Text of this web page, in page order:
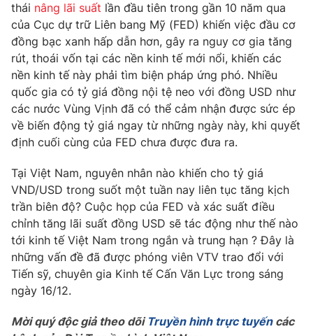
Góc doanh nghiệp
Truyền hình
Phim VTV
Hậu trường
Nhân vật
Khán giả
Giải sao mai
Giải trí
Điện ảnh
Âm nhạc
Sao
Đời sống
Du lịch
Làm đẹp
Chất lượng cuộc sống
Giáo dục
Học trực tuyến
Công nghệ
Hitech Công nghệ tương lai
Sản phẩm
Thị trường
Tư vấn
Giao lưu trực tuyến
Lịch phát sóng
Emagazine Podcast
thái nâng lãi suất lần đầu tiên trong gần 10 năm qua
của Cục dự trữ Liên bang Mỹ (FED) khiến việc đầu cơ
đồng bạc xanh hấp dẫn hơn, gây ra nguy cơ gia tăng
rút, thoái vốn tại các nền kinh tế mới nổi, khiến các
nền kinh tế này phải tìm biện pháp ứng phó. Nhiều
quốc gia có tỷ giá đồng nội tệ neo với đồng USD như
các nước Vùng Vịnh đã có thể cảm nhận được sức ép
về biến động tỷ giá ngay từ những ngày này, khi quyết
định cuối cùng của FED chưa được đưa ra.
Tại Việt Nam, nguyên nhân nào khiến cho tỷ giá
VND/USD trong suốt một tuần nay liên tục tăng kịch
trần biên độ? Cuộc họp của FED và xác suất điều
chỉnh tăng lãi suất đồng USD sẽ tác động như thế nào
tới kinh tế Việt Nam trong ngắn và trung hạn ? Đây là
những vấn đề đã được phóng viên VTV trao đổi với
Tiến sỹ, chuyên gia Kinh tế Cấn Văn Lực trong sáng
ngày 16/12.
Mời quý độc giả theo dõi Truyền hình trực tuyếncác